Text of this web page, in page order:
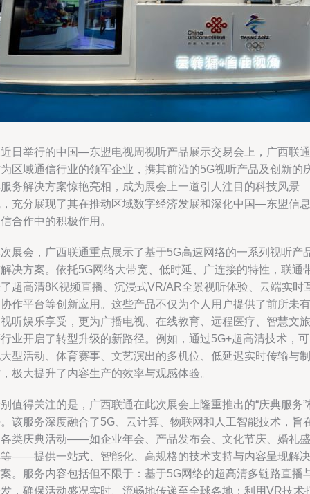
日举行的中国—东盟电视周视听产品展示交易会上，广西联通
区域通信行业的领军企业，携其前沿的5G视听产品及创新的
务解决方案惊艳亮相，成为展会上一道引人注目的科技风景
充分展现了其在推动区域数字经济发展和深化中国—东盟信息
合作中的积极作用。
展会，广西联通重点展示了基于5G高速网络的一系列视听产
决方案。依托5G网络大带宽、低时延、广连接的特性，联通
超高清8K视频直播、沉浸式VR/AR全景视听体验、云端实时
作平台等创新应用。这些产品不仅为个人用户提供了前所未有
听娱乐享受，更为广播电视、在线教育、远程医疗、智慧文旅
业开启了转型升级的新路径。例如，通过5G+超高清技术，
型活动、体育赛事、文艺演出的多机位、低延迟实时传输与制
极大提升了内容生产的效率与观感体验。
值得关注的是，广西联通在此次展会上隆重推出的“庆典服务”
该服务深度融合了5G、云计算、物联网和人工智能技术，旨
类庆典活动——如企业年会、产品发布会、文化节庆、婚礼盛
——提供一站式、智能化、高规格的技术支持与内容呈现解决
。服务内容包括但不限于：基于5G网络的超高清多链路直播
，确保活动盛况实时、流畅地传递至全球各地；利用VR技术